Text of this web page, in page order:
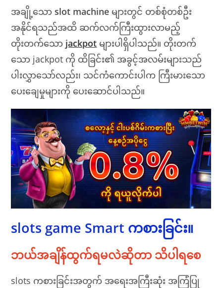
အချို့သော slot machine များတွင် တစ်စုံတစ်ဦး
အနိုင်ရသည်အထိ ဆက်လက်ကြီးထွားလာမည့်
တိုးတက်သော jackpot များပါရှိပါသည်။ တိုးတက်
သော jackpot ကို ထိခြင်း၏ အခွင့်အလမ်းများသည်
ပါးလွှာသော်လည်း၊ သင်ကံကောင်းပါက ကြီးမားသော
ပေးချေမှုများကို ပေးဆောင်ပါသည်။
slots game Smart ကစားခြင်း။
ဘယ်အချိန်ထွက်ရမလဲဆိုတာ သိပါရစေ
slots ကစားခြင်းအတွက် အရေးအကြီးဆုံး အကြံပြု